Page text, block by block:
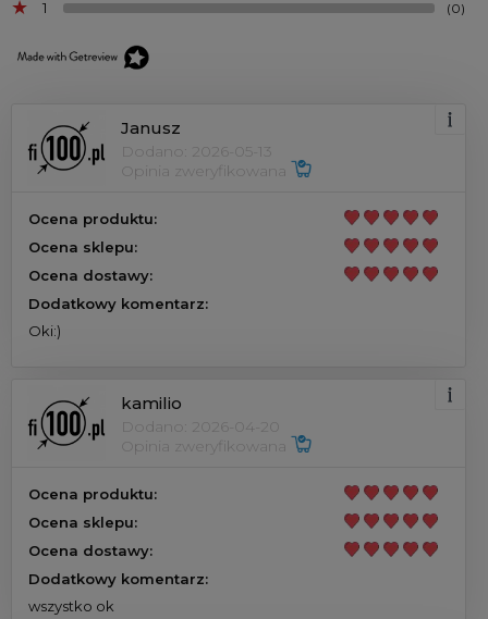
1 (0)
Janusz
Dodano: 2026-05-13
Opinia zweryfikowana
Ocena produktu:
Ocena sklepu:
Ocena dostawy:
Dodatkowy komentarz:
Oki:)
kamilio
Dodano: 2026-04-20
Opinia zweryfikowana
Ocena produktu:
Ocena sklepu:
Ocena dostawy:
Dodatkowy komentarz:
wszystko ok